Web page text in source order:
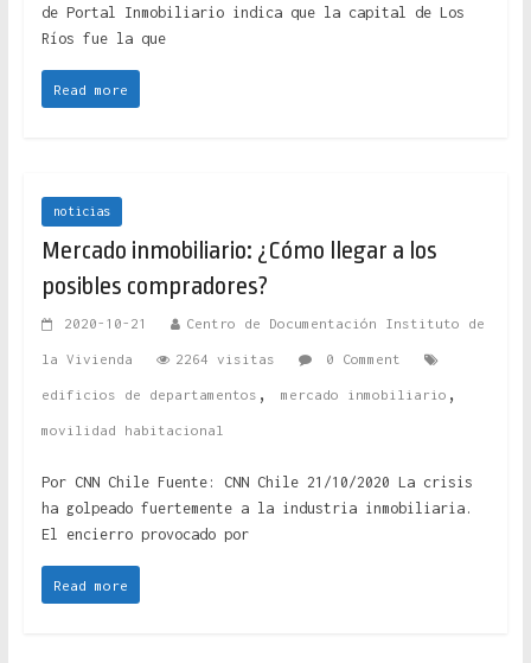
de Portal Inmobiliario indica que la capital de Los
Ríos fue la que
Read more
noticias
Mercado inmobiliario: ¿Cómo llegar a los
posibles compradores?
2020-10-21 Centro de Documentación Instituto de
la Vivienda 2264 visitas 0 Comment
edificios de departamentos , mercado inmobiliario ,
movilidad habitacional
Por CNN Chile Fuente: CNN Chile 21/10/2020 La crisis
ha golpeado fuertemente a la industria inmobiliaria.
El encierro provocado por
Read more